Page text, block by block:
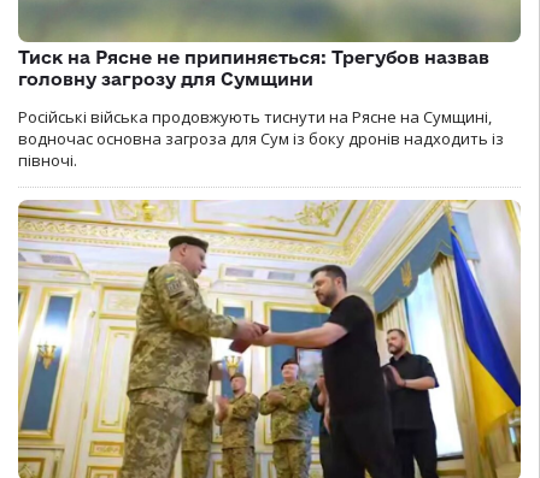
Тиск на Рясне не припиняється: Трегубов назвав
головну загрозу для Сумщини
Російські війська продовжують тиснути на Рясне на Сумщині,
водночас основна загроза для Сум із боку дронів надходить із
півночі.